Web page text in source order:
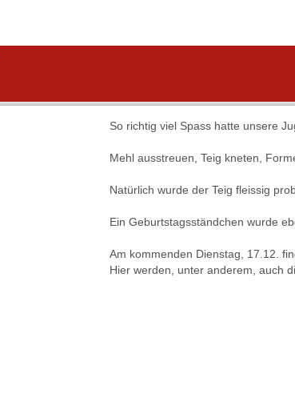
So richtig viel Spass hatte unsere
Mehl ausstreuen, Teig kneten,
Natürlich wurde der Teig fleissig
Ein Geburtstagsständchen wurde
Am kommenden Dienstag, 17.12.
Hier werden, unter anderem, auch